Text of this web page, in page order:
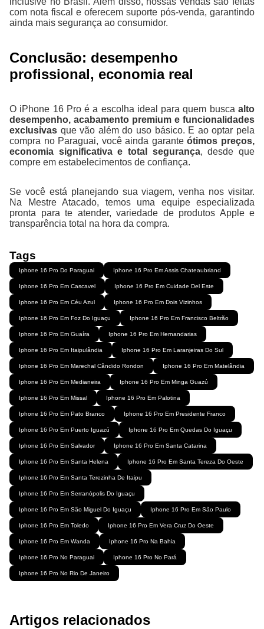
com nota fiscal e oferecem suporte pós-venda, garantindo
ainda mais segurança ao consumidor.
Conclusão: desempenho
profissional, economia real
O iPhone 16 Pro é a escolha ideal para quem busca alto
desempenho, acabamento premium e funcionalidades
exclusivas que vão além do uso básico. E ao optar pela
compra no Paraguai, você ainda garanteótimos preços,
economia significativa e total segurança, desde que
compre em estabelecimentos de confiança.
Se você está planejando sua viagem, venha nos visitar.
Na Mestre Atacado, temos uma equipe especializada
pronta para te atender, variedade de produtos Apple e
transparência total na hora da compra.
Tags
Iphone 16 Pro Do Paraguai Iphone 16 Pro Em Assis Chateaubriand
Iphone 16 Pro Em Cascavel Iphone 16 Pro Em Cuidade Del Este
Iphone 16 Pro Em Céu Azul Iphone 16 Pro Em Dois Vizinhos
Iphone 16 Pro Em Foz Do Iguaçu Iphone 16 Pro Em Francisco Beltrão
Iphone 16 Pro Em Guaíra Iphone 16 Pro Em Hernandarias
Iphone 16 Pro Em Itaipulândia Iphone 16 Pro Em Laranjeiras Do Sul
Iphone 16 Pro Em Marechal Cândido Rondon Iphone 16 Pro Em Matelândia
Iphone 16 Pro Em Medianeira Iphone 16 Pro Em Minga Guazú
Iphone 16 Pro Em Missal Iphone 16 Pro Em Palotina
Iphone 16 Pro Em Pato Branco Iphone 16 Pro Em Presidente Franco
Iphone 16 Pro Em Puerto Iguazú Iphone 16 Pro Em Quedas Do Iguaçu
Iphone 16 Pro Em Salvador Iphone 16 Pro Em Santa Catarina
Iphone 16 Pro Em Santa Helena Iphone 16 Pro Em Santa Tereza Do Oeste
Iphone 16 Pro Em Santa Terezinha De Itaipu
Iphone 16 Pro Em Serranópolis Do Iguaçu
Iphone 16 Pro Em São Miguel Do Iguaçu Iphone 16 Pro Em São Paulo
Iphone 16 Pro Em Toledo Iphone 16 Pro Em Vera Cruz Do Oeste
Iphone 16 Pro Em Wanda Iphone 16 Pro Na Bahia
Iphone 16 Pro No Paraguai Iphone 16 Pro No Pará
Iphone 16 Pro No Rio De Janeiro
Artigos relacionados